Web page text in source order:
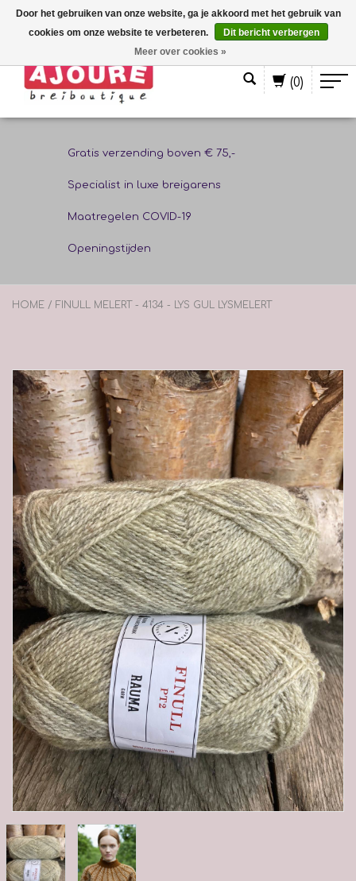
(0)
Gratis verzending boven € 75,-
Specialist in luxe breigarens
Maatregelen COVID-19
Openingstijden
HOME / FINULL MELERT - 4134 - LYS GUL LYSMELERT
Door het gebruiken van onze website, ga je akkoord met het gebruik van
cookies om onze website te verbeteren.
Dit bericht verbergen
Meer over cookies »